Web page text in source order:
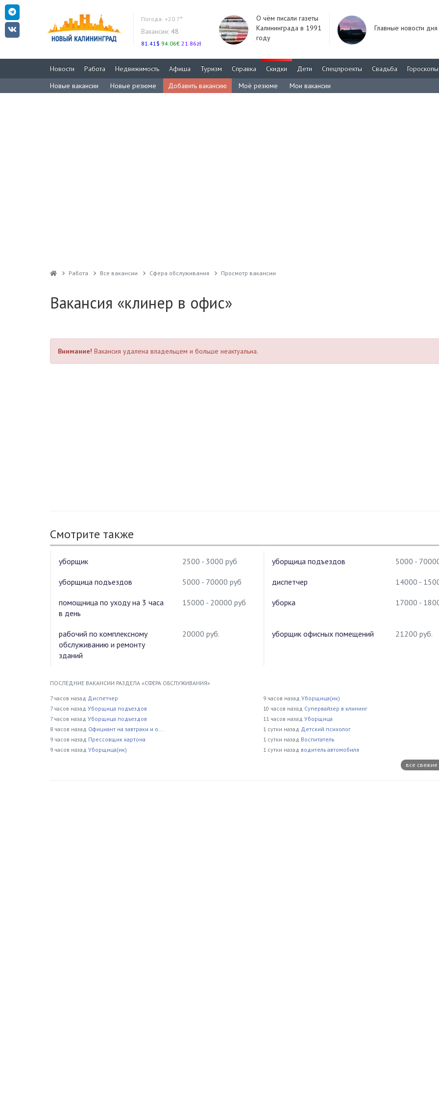
Погода: +20.7°
Вакансии: 48
81.41$ 94.06€ 21.86zł
О чём писали газеты
Калининграда в 1991
году
Главные новости дня
Новости Работа Недвижимость Афиша Туризм Справка Скидки Дети Спецпроекты Свадьба
Гороскопы
Новые вакансии
Новые резюме Добавить вакансию Моё резюме Мои вакансии
Работа Все вакансии Сфера обслуживания Просмотр вакансии
Вакансия «клинер в офис»
Внимание! Вакансия удалена владельцем и больше неактуальна.
Смотрите также
уборщик 2500 - 3000 руб уборщица подъездов 5000 -
уборщица подъездов 5000 - 70000 руб диспетчер 14000 -
помощница по уходу на 3 часа
в день
15000 - 20000 руб уборка 17000 -
рабочий по комплексному
обслуживанию и ремонту
зданий
20000 руб. уборщик офисных помещений 21200 руб.
ПОСЛЕДНИЕ ВАКАНСИИ РАЗДЕЛА «СФЕРА ОБСЛУЖИВАНИЯ»
7 часов назад Диспетчер
7 часов назад Уборщица подъездов
7 часов назад Уборщица подъездов
8 часов назад Официант на завтраки и о...
9 часов назад Прессовщик картона
9 часов назад Уборщица(ик)
9 часов назад Уборщица(ик)
10 часов назад Супервайзер в клининг
11 часов назад Уборщица
1 сутки назад Детский психолог
1 сутки назад Воспитатель
1 сутки назад водитель автомобиля
все свежие